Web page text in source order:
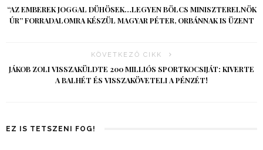
“AZ EMBEREK JOGGAL DÜHÖSEK…LEGYEN BÖLCS MINISZTERELNÖK
ÚR” FORRADALOMRA KÉSZÜL MAGYAR PÉTER, ORBÁNNAK IS ÜZENT
KÖVETKEZŐ CIKK
JÁKOB ZOLI VISSZAKÜLDTE 200 MILLIÓS SPORTKOCSIJÁT: KIVERTE
A BALHÉT ÉS VISSZAKÖVETELI A PÉNZÉT!
EZ IS TETSZENI FOG!